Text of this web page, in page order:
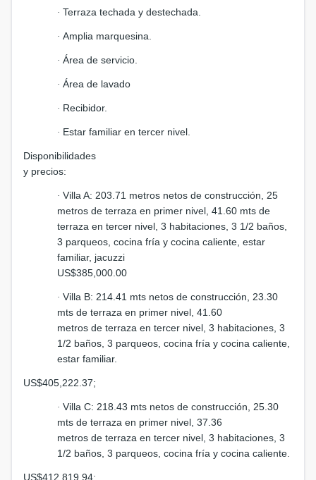
· Terraza techada y destechada.
· Amplia marquesina.
· Área de servicio.
· Área de lavado
· Recibidor.
· Estar familiar en tercer nivel.
Disponibilidades
y precios:
· Villa A: 203.71 metros netos de construcción, 25
metros de terraza en primer nivel, 41.60 mts de
terraza en tercer nivel, 3 habitaciones, 3 1/2 baños,
3 parqueos, cocina fría y cocina caliente, estar
familiar, jacuzzi
US$385,000.00
· Villa B: 214.41 mts netos de construcción, 23.30
mts de terraza en primer nivel, 41.60
metros de terraza en tercer nivel, 3 habitaciones, 3
1/2 baños, 3 parqueos, cocina fría y cocina caliente,
estar familiar.
US$405,222.37;
· Villa C: 218.43 mts netos de construcción, 25.30
mts de terraza en primer nivel, 37.36
metros de terraza en tercer nivel, 3 habitaciones, 3
1/2 baños, 3 parqueos, cocina fría y cocina caliente.
US$412,819.94;